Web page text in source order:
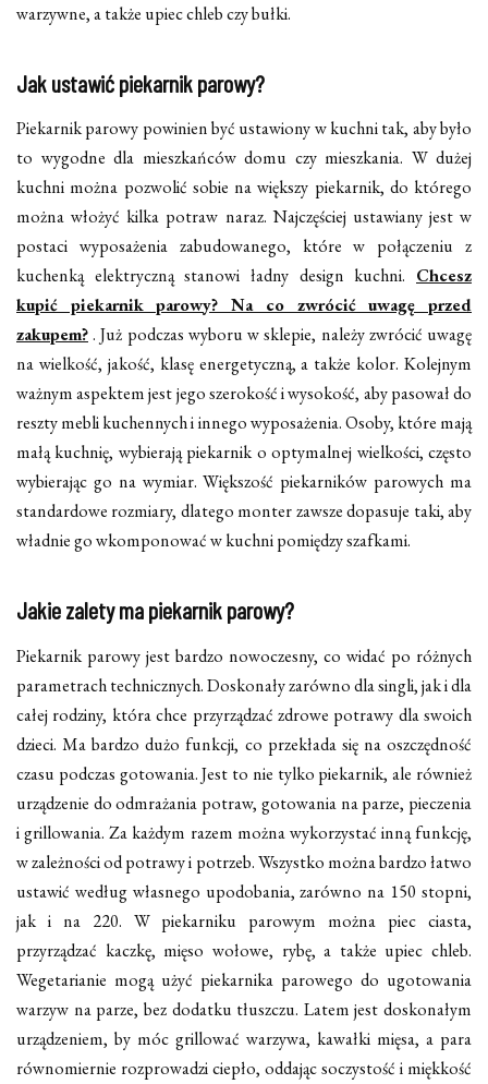
warzywne, a także upiec chleb czy bułki.
Jak ustawić piekarnik parowy?
Piekarnik parowy powinien być ustawiony w kuchni tak, aby było
to wygodne dla mieszkańców domu czy mieszkania. W dużej
kuchni można pozwolić sobie na większy piekarnik, do którego
można włożyć kilka potraw naraz. Najczęściej ustawiany jest w
postaci wyposażenia zabudowanego, które w połączeniu z
kuchenką elektryczną stanowi ładny design kuchni. Chcesz
kupić piekarnik parowy? Na co zwrócić uwagę przed
zakupem?. Już podczas wyboru w sklepie, należy zwrócić uwagę
na wielkość, jakość, klasę energetyczną, a także kolor. Kolejnym
ważnym aspektem jest jego szerokość i wysokość, aby pasował do
reszty mebli kuchennych i innego wyposażenia. Osoby, które mają
małą kuchnię, wybierają piekarnik o optymalnej wielkości, często
wybierając go na wymiar. Większość piekarników parowych ma
standardowe rozmiary, dlatego monter zawsze dopasuje taki, aby
władnie go wkomponować w kuchni pomiędzy szafkami.
Jakie zalety ma piekarnik parowy?
Piekarnik parowy jest bardzo nowoczesny, co widać po różnych
parametrach technicznych. Doskonały zarówno dla singli, jak i dla
całej rodziny, która chce przyrządzać zdrowe potrawy dla swoich
dzieci. Ma bardzo dużo funkcji, co przekłada się na oszczędność
czasu podczas gotowania. Jest to nie tylko piekarnik, ale również
urządzenie do odmrażania potraw, gotowania na parze, pieczenia
i grillowania. Za każdym razem można wykorzystać inną funkcję,
w zależności od potrawy i potrzeb. Wszystko można bardzo łatwo
ustawić według własnego upodobania, zarówno na 150 stopni,
jak i na 220. W piekarniku parowym można piec ciasta,
przyrządzać kaczkę, mięso wołowe, rybę, a także upiec chleb.
Wegetarianie mogą użyć piekarnika parowego do ugotowania
warzyw na parze, bez dodatku tłuszczu. Latem jest doskonałym
urządzeniem, by móc grillować warzywa, kawałki mięsa, a para
równomiernie rozprowadzi ciepło, oddając soczystość i miękkość